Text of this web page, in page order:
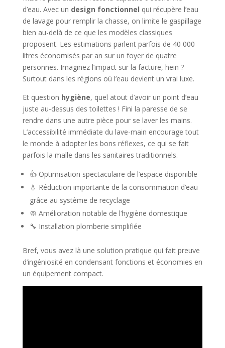
d’eau. Avec un design fonctionnel qui récupère l’eau
de lavage pour remplir la chasse, on limite le gaspillage
bien au-delà de ce que les modèles classiques
proposent. Les estimations parlent parfois de 40 000
litres économisés par an sur un foyer de quatre
personnes. Imaginez l’impact sur la facture, hein ?
Surtout dans les régions où l’eau devient un vrai luxe.
Et question hygiène, quel atout d’avoir un point d’eau
juste au-dessus des toilettes ! Fini la paresse de se
rendre dans une autre pièce pour se laver les mains.
L’accessibilité immédiate du lave-main encourage tout
le monde à adopter les bons réflexes, ce qui se fait
parfois la malle dans les sanitaires traditionnels.
👍 Optimisation spectaculaire de l’espace disponible
💧 Réduction importante de la consommation d’eau
grâce au système de recyclage
🧼 Amélioration notable de l’hygiène domestique
🔧 Installation plomberie simplifiée
Bref, vous avez là une solution pratique qui fait preuve
d’ingéniosité en condensant fonctions et économies en
un équipement compact.